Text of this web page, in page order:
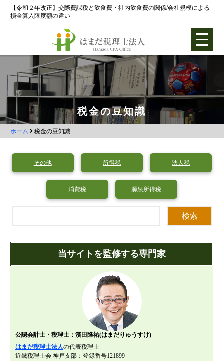
【令和２年改正】交際費課税と飲食費・社内飲食費の関係/会社規模による
損金算入限度額の違い
ホーム
各種支援業務
会社設立支援
会社設立0円プラン
株式会社設立
財団法人設立
NPO法人設立
当事務所に依頼するメリット
経営革新計画取得支援
経営革新計画の内容
計画を立てることで見えてくるもの
承認のメリット
承認要件
税金の豆知識
ホーム 税金の豆知識
その他 所得税 法人税
消費税 源泉所得税
当サイトを監修する専門家
公認会計士・税理士：濱田隆祐(はまだりゅうすけ)
はまだ税理士法人の代表税理士
近畿税理士会 神戸支部：登録番号121899